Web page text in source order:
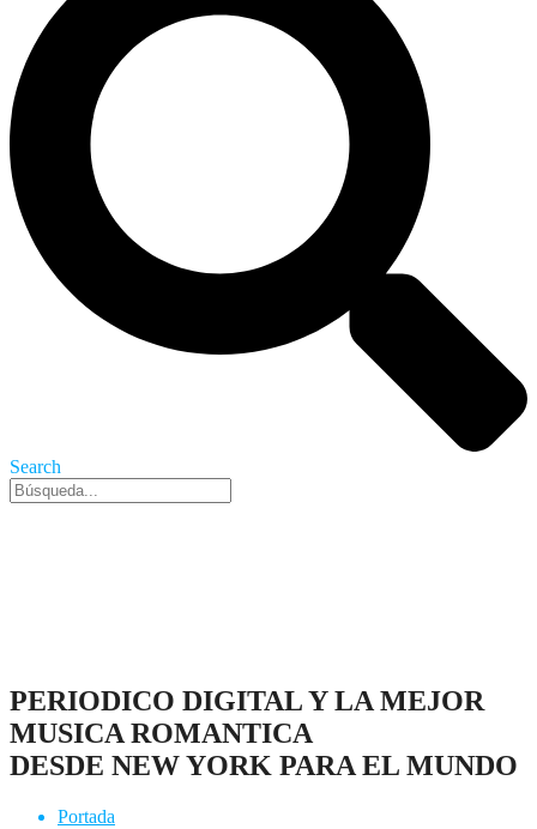
Search
PERIODICO DIGITAL Y LA MEJOR
MUSICA ROMANTICA
DESDE NEW YORK PARA EL MUNDO
Portada